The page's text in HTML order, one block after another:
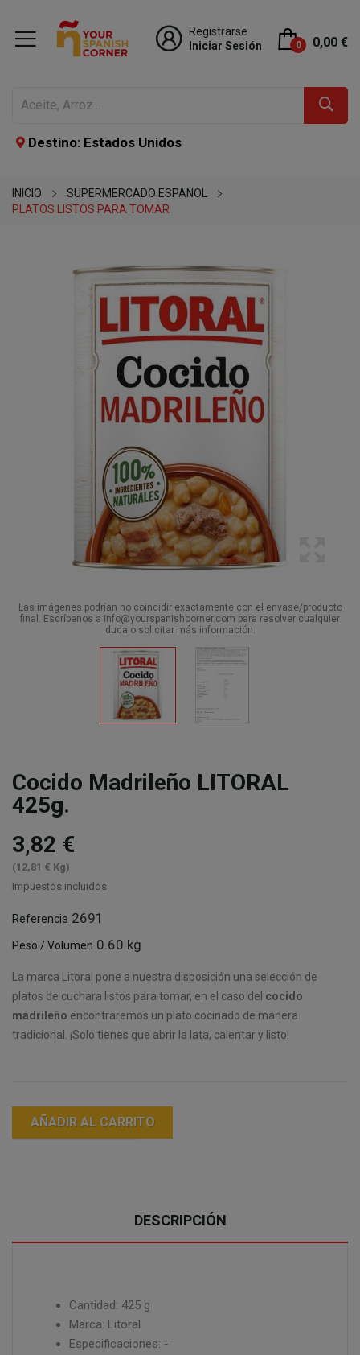
Registrarse
Iniciar Sesión
0 0,00 €
Destino: Estados Unidos
INICIO
SUPERMERCADO ESPAÑOL
PLATOS LISTOS PARA TOMAR
Las imágenes podrían no coincidir exactamente con el envase/producto
final. Escríbenos a info@yourspanishcorner.com para resolver cualquier
duda o solicitar más información.
Cocido Madrileño LITORAL
425g.
3,82 €
(12,81 € Kg)
Impuestos incluidos
Referencia 2691
Peso / Volumen 0.60 kg
La marca Litoral pone a nuestra disposición una selección de
platos de cuchara listos para tomar, en el caso del cocido
madrileño encontraremos un plato cocinado de manera
tradicional. ¡Solo tienes que abrir la lata, calentar y listo!
AÑADIR AL CARRITO
DESCRIPCIÓN
Cantidad: 425 g
Marca: Litoral
Especificaciones: -